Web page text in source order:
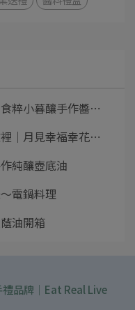
粹小暮釀手作醬⋯
｜月見幸福幸花⋯
純釀壺底油
電鍋料理
油開箱
品牌｜Eat Real Live